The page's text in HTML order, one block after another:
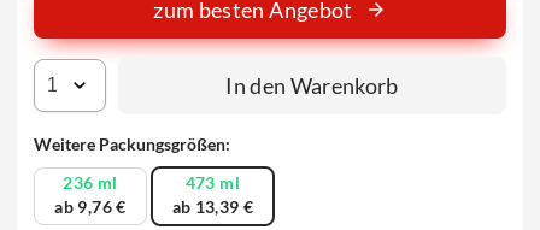
Weitere Packungsgrößen:
236 ml
ab 9,76 €
473 ml
ab 13,39 €
zum besten Angebot
In den Warenkorb